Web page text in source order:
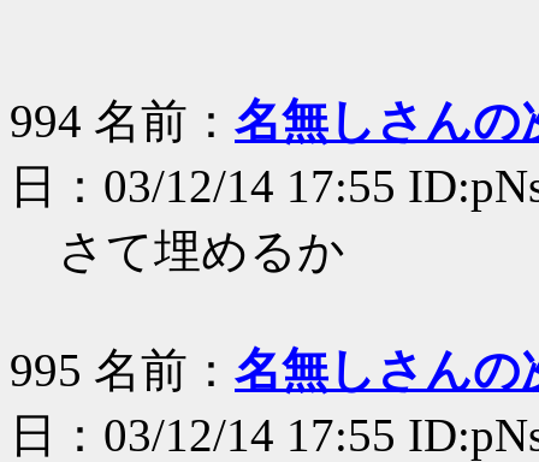
994 名前： 名無しさんの
日：03/12/14 17:55
さて埋めるか
995 名前： 名無しさんの
日：03/12/14 17:55